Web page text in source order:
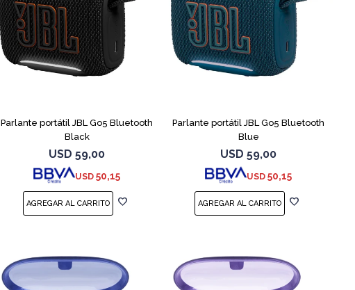
Parlante portátil JBL Go5 Bluetooth
Black
USD 59,00
USD 50,15
Parlante portátil JBL Go5 Bluetooth
Blue
USD 59,00
USD 50,15